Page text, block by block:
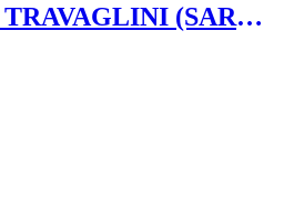
TRAVAGLINI (SARL)
TRAVAGLINI